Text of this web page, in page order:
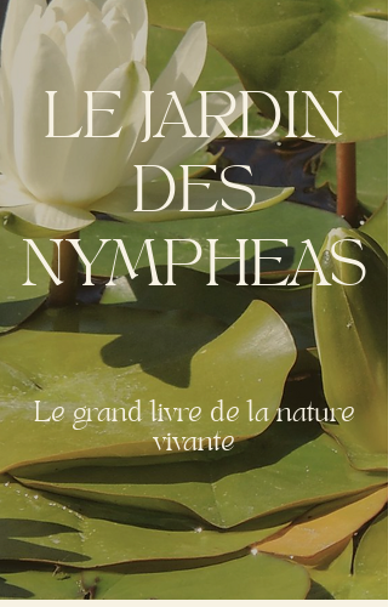
LE JARDIN
DES
NYMPHEAS
Le grand livre de la nature
vivante